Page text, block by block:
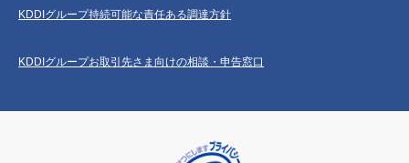
KDDIグループ持続可能な責任ある調達方針
KDDIグループお取引先さま向けの相談・申告窓口